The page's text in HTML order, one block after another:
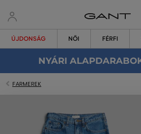
ÚJDONSÁG NŐI FÉRFI
NYÁRI
FARMEREK